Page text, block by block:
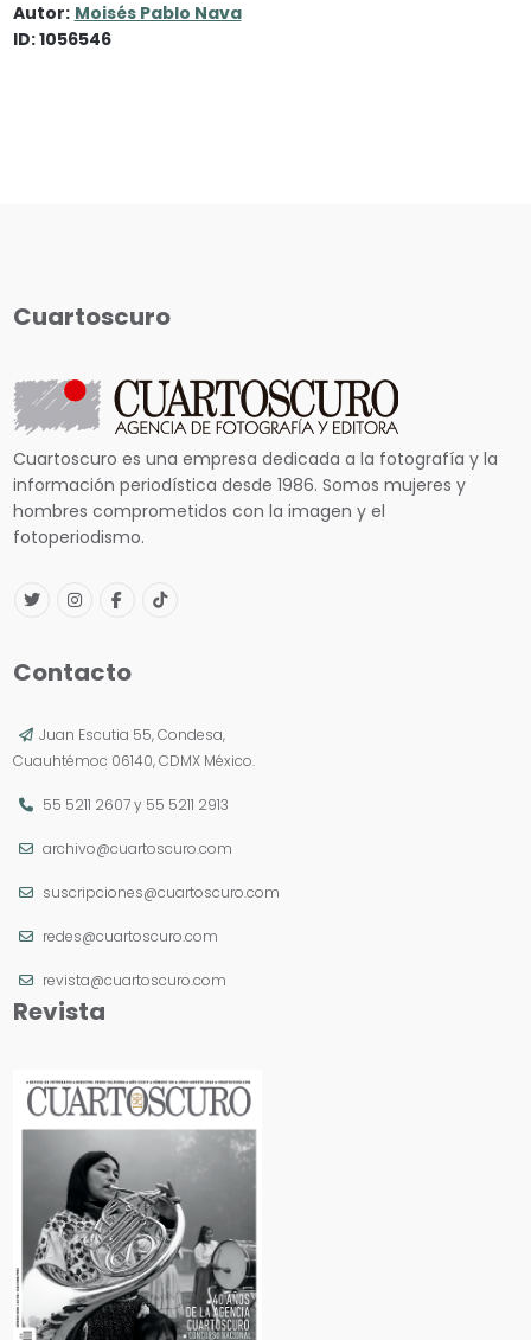
Autor: Moisés Pablo Nava
ID: 1056546
Cuartoscuro
Cuartoscuro es una empresa dedicada a la fotografía y la
información periodística desde 1986. Somos mujeres y
hombres comprometidos con la imagen y el
fotoperiodismo.
Contacto
Juan Escutia 55, Condesa,
Cuauhtémoc 06140, CDMX México.
55 5211 2607y 55 5211 2913
archivo@cuartoscuro.com
suscripciones@cuartoscuro.com
redes@cuartoscuro.com
revista@cuartoscuro.com
Revista